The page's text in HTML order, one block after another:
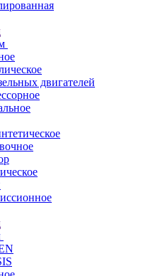
двигателей